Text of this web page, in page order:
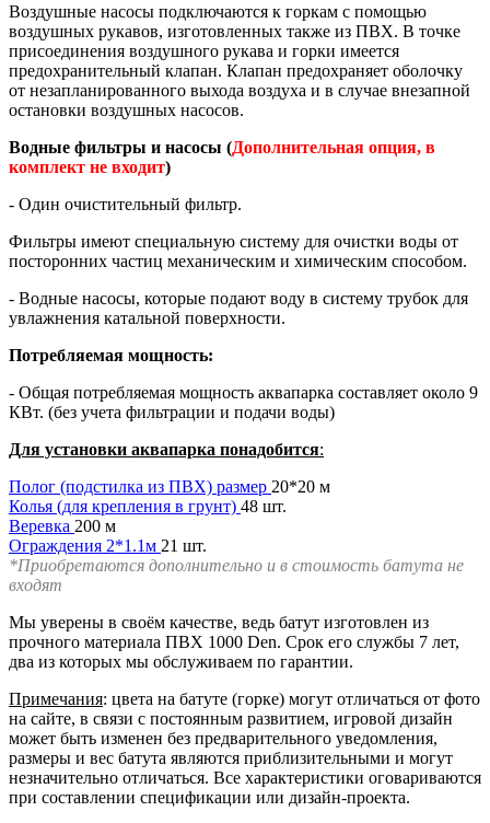
Воздушные насосы подключаются к горкам с помощью
воздушных рукавов, изготовленных также из ПВХ. В точке
присоединения воздушного рукава и горки имеется
предохранительный клапан. Клапан предохраняет оболочку
от незапланированного выхода воздуха и в случае внезапной
остановки воздушных насосов.
Водные фильтры и насосы (Дополнительная опция, в
комплект не входит)
- Один очистительный фильтр.
Фильтры имеют специальную систему для очистки воды от
посторонних частиц механическим и химическим способом.
- Водные насосы, которые подают воду в систему трубок для
увлажнения катальной поверхности.
Потребляемая мощность:
- Общая потребляемая мощность аквапарка составляет около 9
КВт. (без учета фильтрации и подачи воды)
Для установки аквапарка понадобится:
Полог (подстилка из ПВХ) размер 20*20 м
Колья (для крепления в грунт) 48 шт.
Веревка 200 м
Ограждения 2*1.1м 21 шт.
*Приобретаются дополнительно и в стоимость батута не
входят
Мы уверены в своём качестве, ведь батут изготовлен из
прочного материала ПВХ 1000 Den. Срок его службы 7 лет,
два из которых мы обслуживаем по гарантии.
Примечания: цвета на батуте (горке) могут отличаться от фото
на сайте, в связи с постоянным развитием, игровой дизайн
может быть изменен без предварительного уведомления,
размеры и вес батута являются приблизительными и могут
незначительно отличаться. Все характеристики оговариваются
при составлении спецификации или дизайн-проекта.